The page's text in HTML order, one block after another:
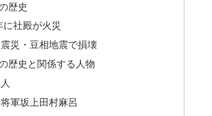
歴史
に社殿が火災
災・豆相地震で損壊
歴史と関係する人物
軍坂上田村麻呂